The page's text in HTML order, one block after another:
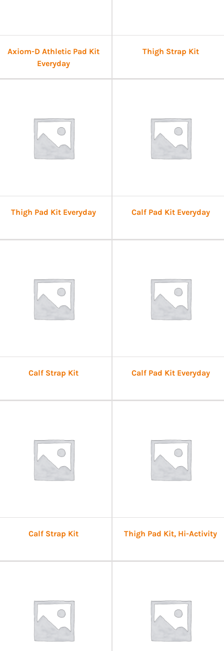
Axiom-D Athletic Pad Kit
Everyday
Thigh Strap Kit
Thigh Pad Kit Everyday Calf Pad Kit Everyday
Calf Strap Kit Calf Pad Kit Everyday
Calf Strap Kit Thigh Pad Kit, Hi-Activity